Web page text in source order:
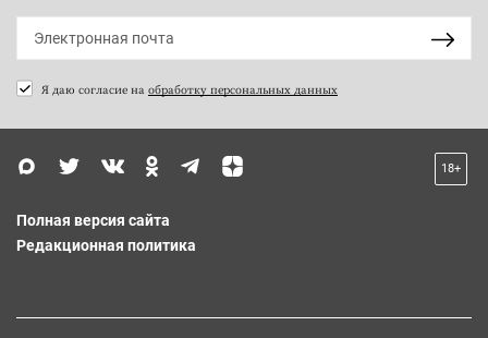
Я даю согласие на обработку персональных данных
18+
Полная версия сайта
Редакционная политика